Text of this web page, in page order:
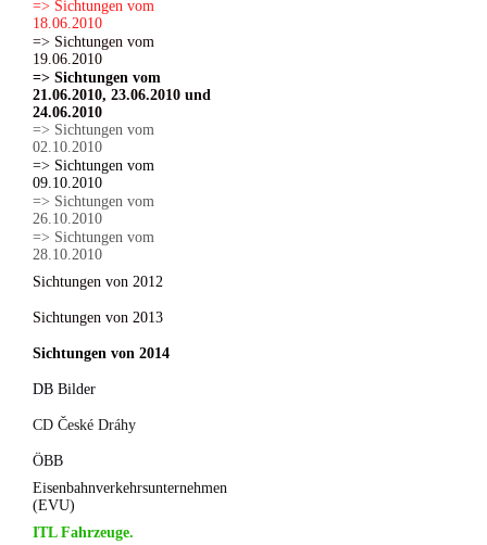
=> Sichtungen vom
18.06.2010
=> Sichtungen vom
19.06.2010
=> Sichtungen vom
21.06.2010, 23.06.2010 und
24.06.2010
=> Sichtungen vom
02.10.2010
=> Sichtungen vom
09.10.2010
=> Sichtungen vom
26.10.2010
=> Sichtungen vom
28.10.2010
Sichtungen von 2012
Sichtungen von 2013
Sichtungen von 2014
DB Bilder
CD České Dráhy
ÖBB
Eisenbahnverkehrsunternehmen
(EVU)
ITL Fahrzeuge.